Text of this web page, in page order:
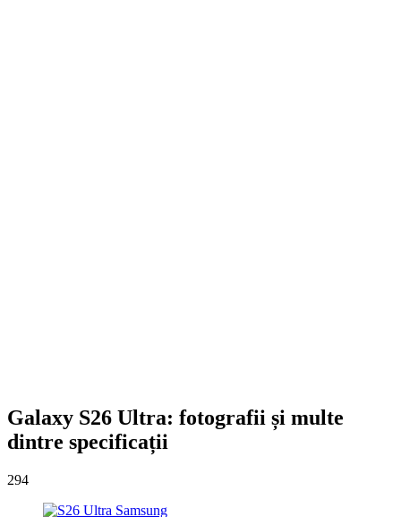
Galaxy S26 Ultra: fotografii și multe
dintre specificații
294